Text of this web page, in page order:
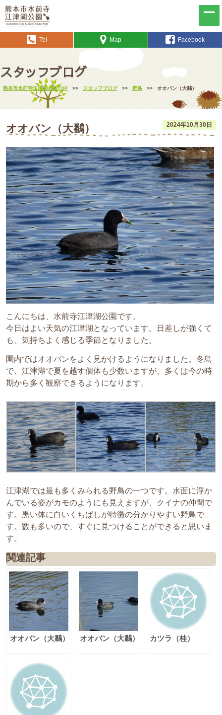
Tel Map Facebook
スタッフブログ
熊本市水前寺江津湖公園TOP >> スタッフブログ >> 野鳥 >> オオバン（大鷭）
2024年10月30日
オオバン（大鷭）
こんにちは、水前寺江津湖公園です。
今日はよい天気の江津湖となっています。日差しが強くて
も、気持ちよく感じる季節となりました。
園内ではオオバンをよく見かけるようになりました。冬鳥
で、江津湖で夏を越す個体も少数いますが、多くは今の時
期から多く観察できるようになります。
江津湖では最も多くみられる野鳥の一つです。水面に浮か
んでいる姿がカモのようにも見えますが、クイナの仲間で
す。黒い体に白いくちばしが特徴の分かりやすい野鳥で
す。数も多いので、すぐに見つけることができると思いま
す。
関連記事
オオバン（大鷭） オオバン（大鷭） カツラ（桂）